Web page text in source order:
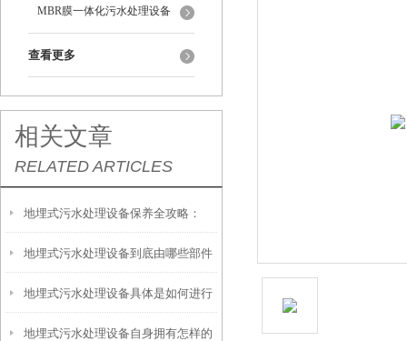
MBR膜一体化污水处理设备
查看更多
相关文章
RELATED ARTICLES
地埋式污水处理设备保养全攻略：
让“地下卫士”持续高效运转
地埋式污水处理设备到底由哪些部件
撑起？核心结构一文拆解
地埋式污水处理设备具体是如何进行
安装的呢？
地埋式污水处理设备自身拥有怎样的